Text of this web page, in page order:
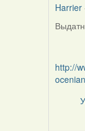
Harrier
In
by
Terka
http://